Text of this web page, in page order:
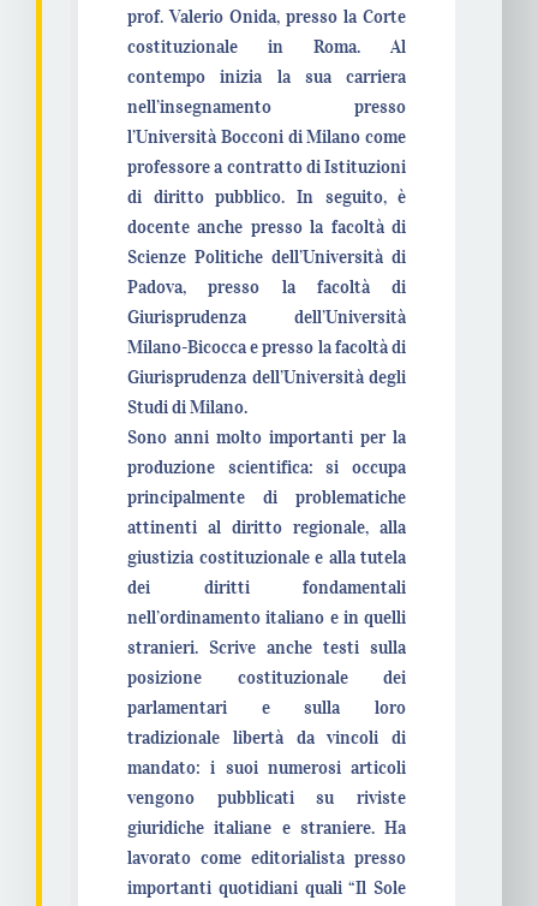
prof. Valerio Onida, presso la Corte
costituzionale in Roma. Al
contempo inizia la sua carriera
nell’insegnamento presso
l’Università Bocconi di Milano come
professore a contratto di Istituzioni
di diritto pubblico. In seguito, è
docente anche presso la facoltà di
Scienze Politiche dell’Università di
Padova, presso la facoltà di
Giurisprudenza dell’Università
Milano-Bicocca e presso la facoltà di
Giurisprudenza dell’Università degli
Studi di Milano.
Sono anni molto importanti per la
produzione scientifica: si occupa
principalmente di problematiche
attinenti al diritto regionale, alla
giustizia costituzionale e alla tutela
dei diritti fondamentali
nell’ordinamento italiano e in quelli
stranieri. Scrive anche testi sulla
posizione costituzionale dei
parlamentari e sulla loro
tradizionale libertà da vincoli di
mandato: i suoi numerosi articoli
vengono pubblicati su riviste
giuridiche italiane e straniere. Ha
lavorato come editorialista presso
importanti quotidiani quali “Il Sole